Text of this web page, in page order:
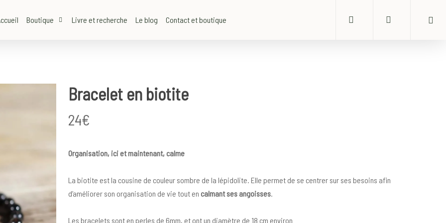
Boutique Livre et recherche Le blog Contact et boutique
Bracelet en biotite
24€
Organisation, ici et maintenant, calme
La biotite est la cousine de couleur sombre de la lépidolite. Elle permet de se centrer sur ses besoins afin
d’améliorer son organisation de vie tout en calmant ses angoisses.
Les bracelets sont en perles de 6mm, et ont un diamètre de 18 cm environ